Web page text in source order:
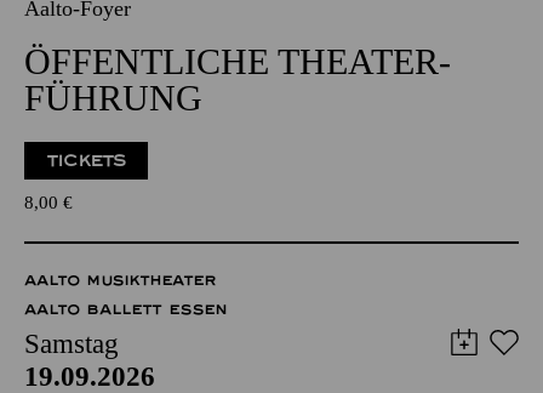
Aalto-Foyer
ÖFFENTLICHE THEATER­
FÜHRUNG
TICKETS
8,00 €
AALTO MUSIKTHEATER
AALTO BALLETT ESSEN
Samstag
19.09.2026